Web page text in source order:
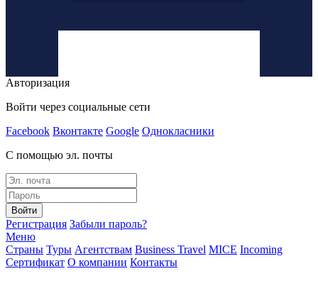
Авторизация
Войти через социальные сети
Facebook Вконтакте Google Однокласники
С помощью эл. почты
Войти
Регистрация Забыли пароль?
Меню
Страны Туры Агентствам Business Travel MICE Incoming
Сертификат О компании Контакты